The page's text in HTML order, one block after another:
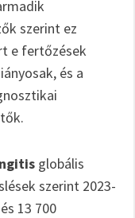
szerint ez
e fertőzések
és a
globális
szerint 2023-
13 700